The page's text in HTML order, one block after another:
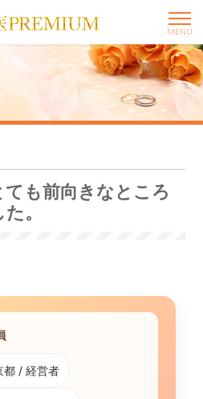
MENU
も前向きなところ
。
/ 経営者